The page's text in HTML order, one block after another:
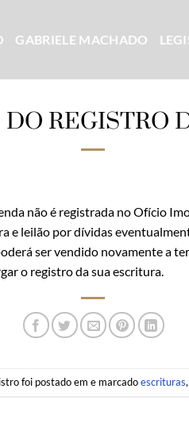
GABRIELE MACHADO
REGISTRO
não é registrada no Ofício
e leilão por dívidas
ser vendido novamente a
o registro da sua escritura.
foi postado em e marcadoescrituras,